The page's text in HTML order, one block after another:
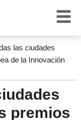
las ciudades
de la Innovación
premios